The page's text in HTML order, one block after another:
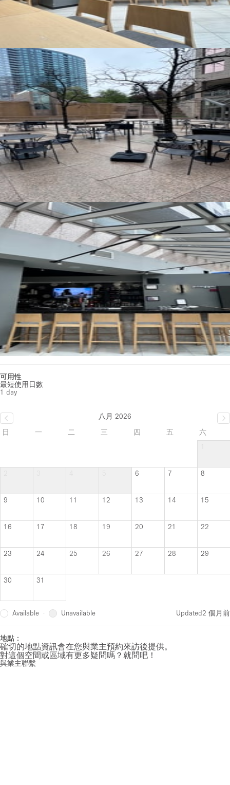
可用性
最短使用日數
1 day
八月 2026
日
一 二 三 四 五
六
6 7 8
9 10 11 12 13 14 15
16 17 18 19 20 21 22
23 24 25 26 27 28 29
30 31
Available · Unavailable Updated2 個月前
地點：
確切的地點資訊會在您與業主預約來訪後提供。
對這個空間或區域有更多疑問嗎？就問吧！
與業主聯繫